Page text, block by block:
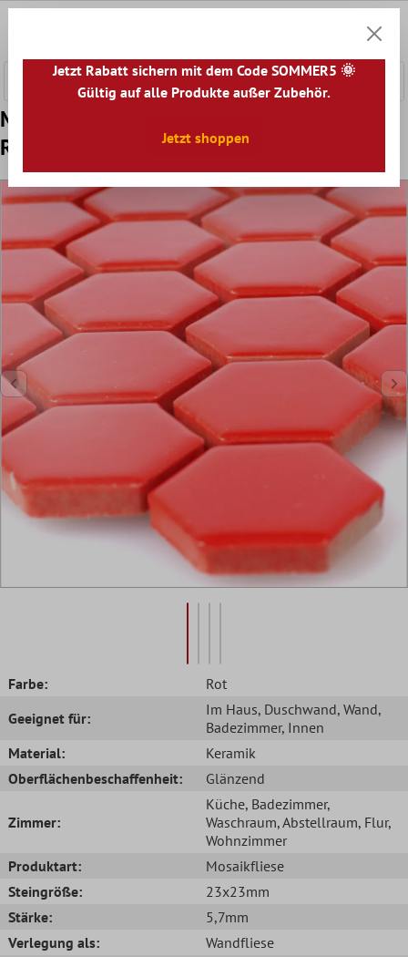
Muster von Keramik Mosaikfliesen Zenon
Rot Glänzend
Farbe:
Rot
Geeignet für:
Im Haus, Duschwand, Wand,
Badezimmer, Innen
Material:
Keramik
Oberflächenbeschaffenheit:
Glänzend
Zimmer:
Küche, Badezimmer,
Waschraum, Abstellraum, Flur,
Wohnzimmer
Produktart:
Mosaikfliese
Steingröße:
23x23mm
Stärke:
5,7mm
Verlegung als:
Wandfliese
Jetzt Rabatt sichern mit dem Code SOMMER5 🌞
Gültig auf alle Produkte außer Zubehör.
Jetzt shoppen